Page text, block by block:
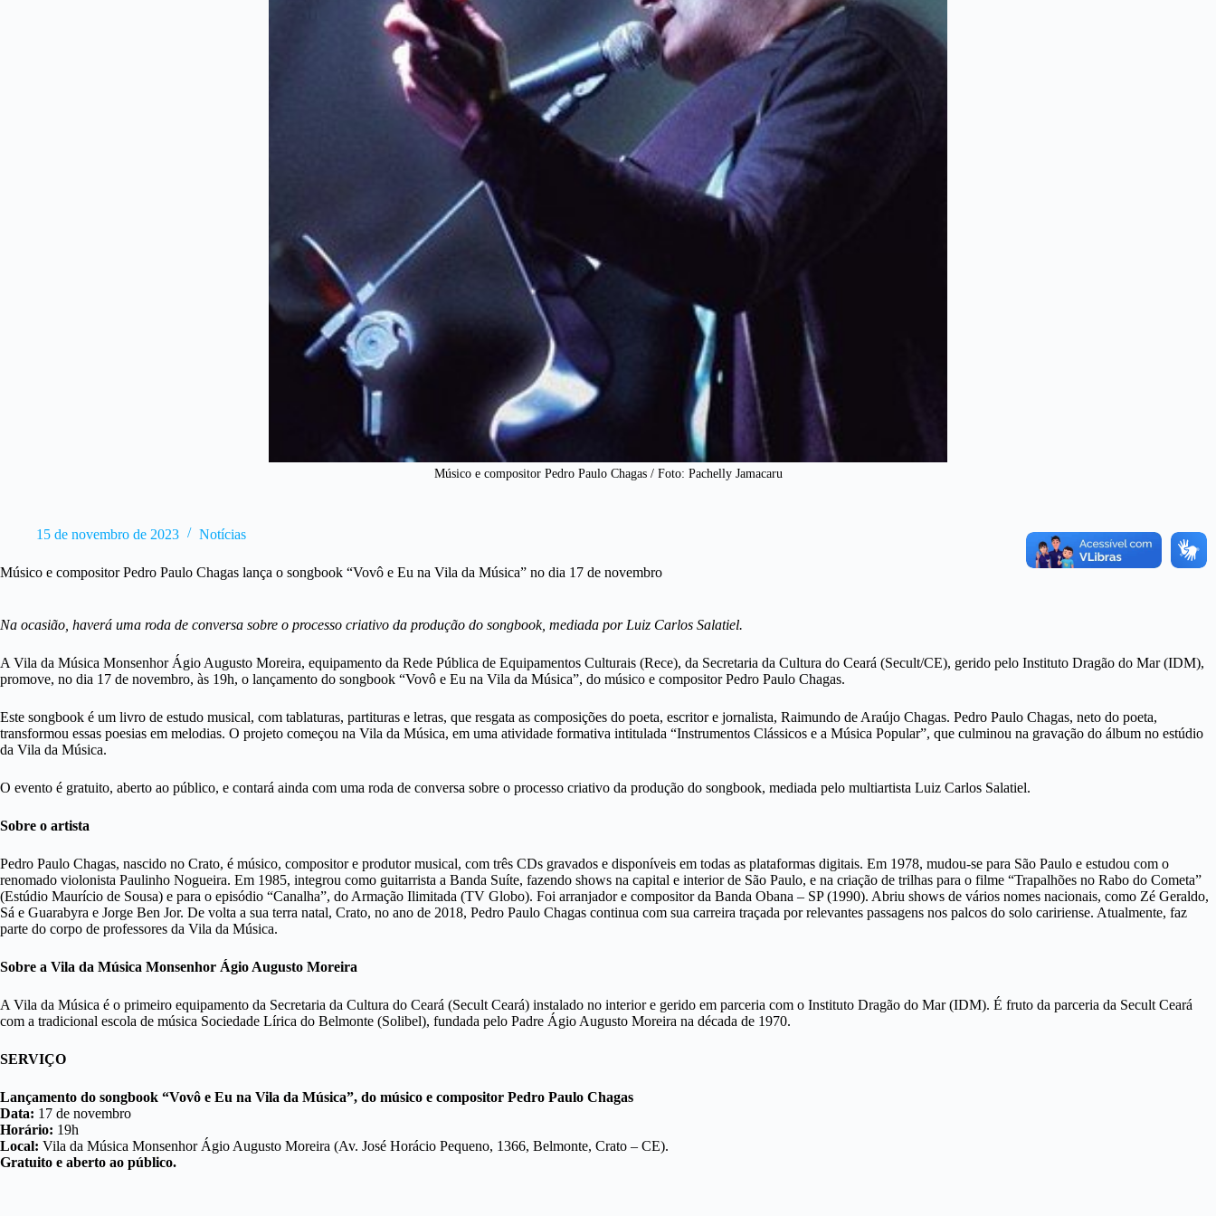
Músico e compositor Pedro Paulo Chagas / Foto: Pachelly Jamacaru
15 de novembro de 2023 Notícias
Músico e compositor Pedro Paulo Chagas lança o songbook “Vovô e Eu na Vila da Música” no dia 17 de novembro
Na ocasião, haverá uma roda de conversa sobre o processo criativo da produção do songbook, mediada por Luiz Carlos Salatiel.
A Vila da Música Monsenhor Ágio Augusto Moreira, equipamento da Rede Pública de Equipamentos Culturais (Rece), da Secretaria da Cultura do Ceará (Secult/CE), gerido pelo Instituto Dragão do Mar (IDM),
promove, no dia 17 de novembro, às 19h, o lançamento do songbook “Vovô e Eu na Vila da Música”, do músico e compositor Pedro Paulo Chagas.
Este songbook é um livro de estudo musical, com tablaturas, partituras e letras, que resgata as composições do poeta, escritor e jornalista, Raimundo de Araújo Chagas. Pedro Paulo Chagas, neto do poeta,
transformou essas poesias em melodias. O projeto começou na Vila da Música, em uma atividade formativa intitulada “Instrumentos Clássicos e a Música Popular”, que culminou na gravação do álbum no estúdio
da Vila da Música.
O evento é gratuito, aberto ao público, e contará ainda com uma roda de conversa sobre o processo criativo da produção do songbook, mediada pelo multiartista Luiz Carlos Salatiel.
Sobre o artista
Pedro Paulo Chagas, nascido no Crato, é músico, compositor e produtor musical, com três CDs gravados e disponíveis em todas as plataformas digitais. Em 1978, mudou-se para São Paulo e estudou com o
renomado violonista Paulinho Nogueira. Em 1985, integrou como guitarrista a Banda Suíte, fazendo shows na capital e interior de São Paulo, e na criação de trilhas para o filme “Trapalhões no Rabo do Cometa”
(Estúdio Maurício de Sousa) e para o episódio “Canalha”, do Armação Ilimitada (TV Globo). Foi arranjador e compositor da Banda Obana – SP (1990). Abriu shows de vários nomes nacionais, como Zé Geraldo,
Sá e Guarabyra e Jorge Ben Jor. De volta a sua terra natal, Crato, no ano de 2018, Pedro Paulo Chagas continua com sua carreira traçada por relevantes passagens nos palcos do solo caririense. Atualmente, faz
parte do corpo de professores da Vila da Música.
Sobre a Vila da Música Monsenhor Ágio Augusto Moreira
A Vila da Música é o primeiro equipamento da Secretaria da Cultura do Ceará (Secult Ceará) instalado no interior e gerido em parceria com o Instituto Dragão do Mar (IDM). É fruto da parceria da Secult Ceará
com a tradicional escola de música Sociedade Lírica do Belmonte (Solibel), fundada pelo Padre Ágio Augusto Moreira na década de 1970.
SERVIÇO
Lançamento do songbook “Vovô e Eu na Vila da Música”, do músico e compositor Pedro Paulo Chagas
Data: 17 de novembro
Horário: 19h
Local: Vila da Música Monsenhor Ágio Augusto Moreira (Av. José Horácio Pequeno, 1366, Belmonte, Crato – CE).
Gratuito e aberto ao público.